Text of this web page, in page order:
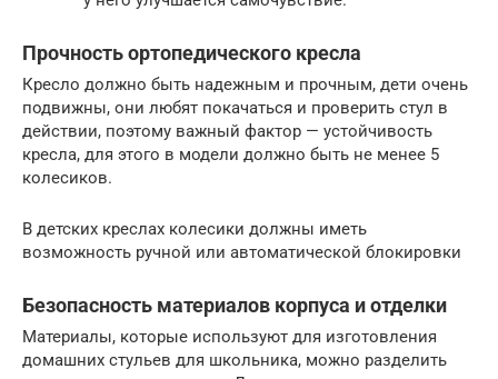
Прочность ортопедического кресла
Кресло должно быть надежным и прочным, дети очень
подвижны, они любят покачаться и проверить стул в
действии, поэтому важный фактор — устойчивость
кресла, для этого в модели должно быть не менее 5
колесиков.
В детских креслах колесики должны иметь
возможность ручной или автоматической блокировки
Безопасность материалов корпуса и отделки
Материалы, которые используют для изготовления
домашних стульев для школьника, можно разделить